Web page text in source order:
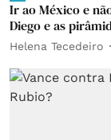
Ir ao México e
Diego e as
Helena Tecedeiro